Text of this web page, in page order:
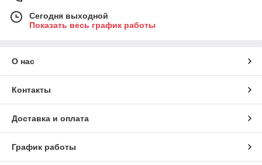
Сегодня выходной
Показать весь график работы
О нас
Контакты
Доставка и оплата
График работы